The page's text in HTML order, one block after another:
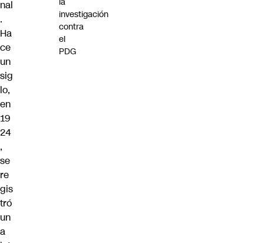
nal
.
Ha
ce
un
sig
lo,
en
19
24
,
se
re
gis
tró
un
a
investigación
contra
el
PDG